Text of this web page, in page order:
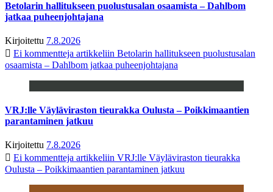
Betolarin hallitukseen puolustusalan osaamista – Dahlbom
jatkaa puheenjohtajana
Kirjoitettu 7.8.2026
Ei kommentteja artikkeliin Betolarin hallitukseen puolustusalan
osaamista – Dahlbom jatkaa puheenjohtajana
VRJ:lle Väyläviraston tieurakka Oulusta – Poikkimaantien
parantaminen jatkuu
Kirjoitettu 7.8.2026
Ei kommentteja artikkeliin VRJ:lle Väyläviraston tieurakka
Oulusta – Poikkimaantien parantaminen jatkuu